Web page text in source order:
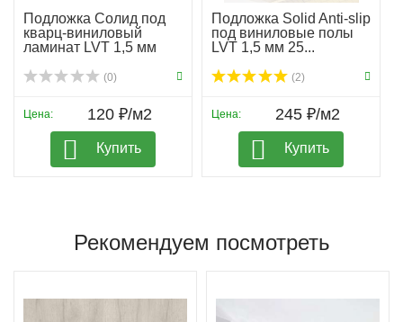
Подложка Солид под
кварц-виниловый
ламинат LVT 1,5 мм
(0)
Цена: 120 ₽/м2
Купить
Подложка Solid Anti-slip
под виниловые полы
LVT 1,5 мм 25...
(2)
Цена: 245 ₽/м2
Купить
Рекомендуем посмотреть